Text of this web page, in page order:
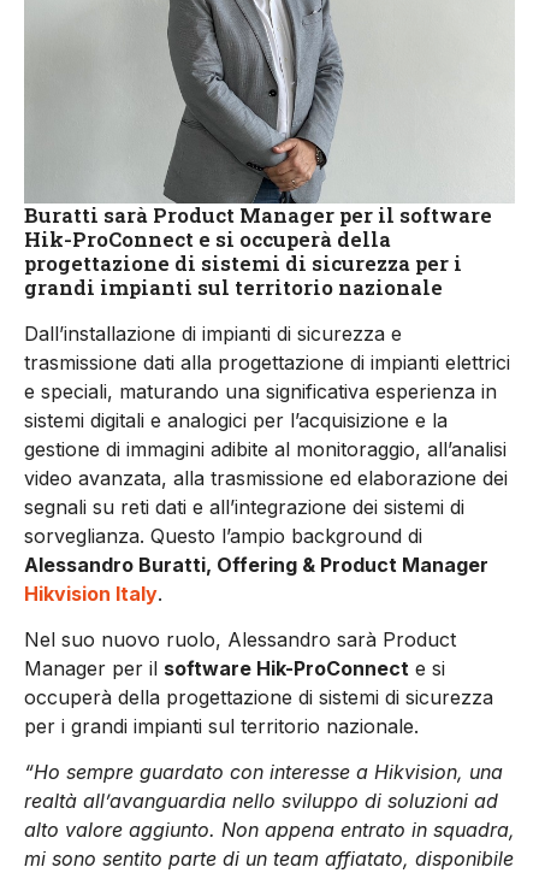
Buratti sarà Product Manager per il software
Hik-ProConnect e si occuperà della
progettazione di sistemi di sicurezza per i
grandi impianti sul territorio nazionale
Dall’installazione di impianti di sicurezza e
trasmissione dati alla progettazione di impianti elettrici
e speciali, maturando una significativa esperienza in
sistemi digitali e analogici per l’acquisizione e la
gestione di immagini adibite al monitoraggio, all’analisi
video avanzata, alla trasmissione ed elaborazione dei
segnali su reti dati e all’integrazione dei sistemi di
sorveglianza. Questo l’ampio background di
Alessandro Buratti, Offering & Product Manager
Hikvision Italy.
Nel suo nuovo ruolo, Alessandro sarà Product
Manager per il software Hik-ProConnect e si
occuperà della progettazione di sistemi di sicurezza
per i grandi impianti sul territorio nazionale.
“Ho sempre guardato con interesse a Hikvision, una
realtà all’avanguardia nello sviluppo di soluzioni ad
alto valore aggiunto. Non appena entrato in squadra,
mi sono sentito parte di un team affiatato, disponibile